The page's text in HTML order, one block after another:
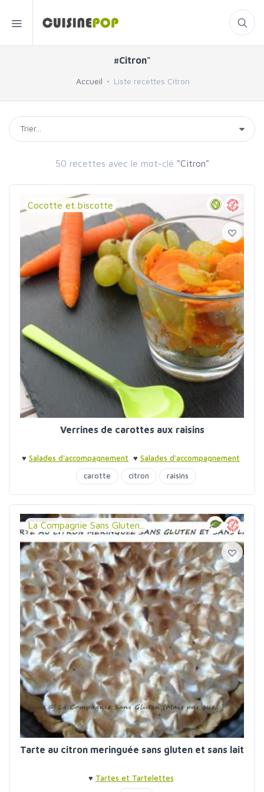
#Citron"
Accueil Liste recettes Citron
50 recettes avec le mot-clé "Citron"
Cocotte et biscotte
Verrines de carottes aux raisins
♥ Salades d'accompagnement ♥ Salades d'accompagnement
♥ Verrines
carotte citron raisins
La Compagnie Sans Gluten...
Tarte au citron meringuée sans gluten et sans lait
♥ Tartes et Tartelettes